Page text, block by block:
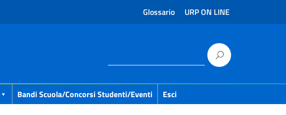
Glossario URP ON LINE
Bandi Scuola/concorsi Studenti/eventi Esci